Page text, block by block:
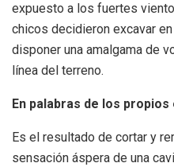
expuesto a los fuertes
chicos decidieron excavar
disponer una amalgama de
línea del terreno.
En palabras de los
Es el resultado de cortar y
sensación áspera de una